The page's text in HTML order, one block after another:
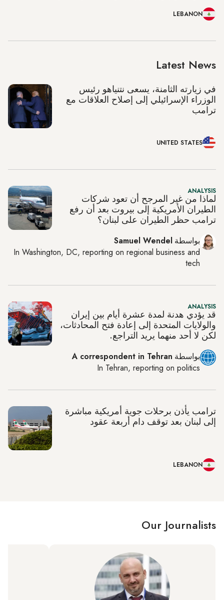
LEBANON
Latest News
في زيارته الثامنة، يسعى نتنياهو رئيس
الوزراء الإسرائيلي إلى إصلاح العلاقات مع
ترامب
UNITED STATES
ANALYSIS
لماذا من غير المرجح أن تعود شركات
الطيران الأمريكية إلى بيروت بعد أن رفع
ترامب حظر الطيران على لبنان؟
بواسطة Samuel Wendel
In Washington, DC, reporting on regional business and
tech
ANALYSIS
قد يؤدي هدنة لمدة عشرة أيام بين إيران
والولايات المتحدة إلى إعادة فتح المحادثات،
لكن لا أحد منهما يريد التراجع.
بواسطة A correspondent in Tehran
In Tehran, reporting on politics
ترامب يأذن برحلات جوية أمريكية مباشرة
إلى لبنان بعد توقف دام أربعة عقود
LEBANON
Our Journalists